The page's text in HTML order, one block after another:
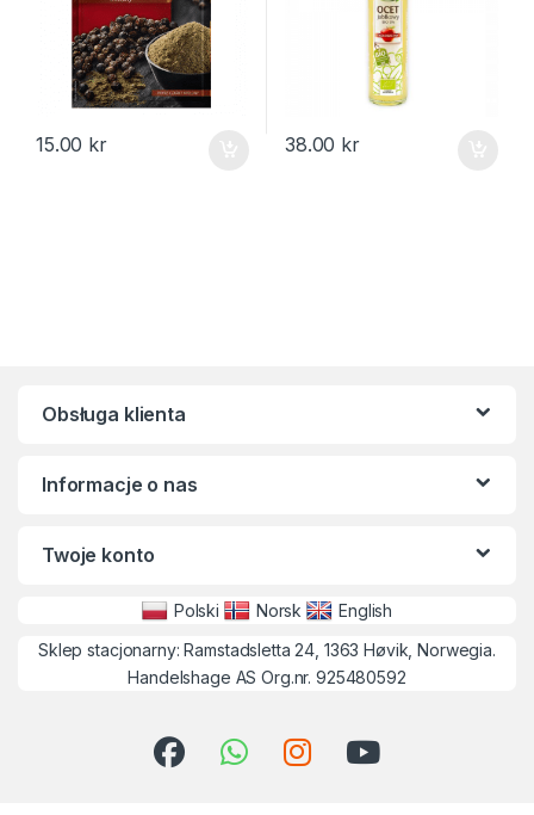
15.00 kr 38.00 kr
Obsługa klienta
Informacje o nas
Twoje konto
Polski Norsk
English
Sklep stacjonarny: Ramstadsletta 24, 1363 Høvik, Norwegia.
Handelshage AS Org.nr. 925480592